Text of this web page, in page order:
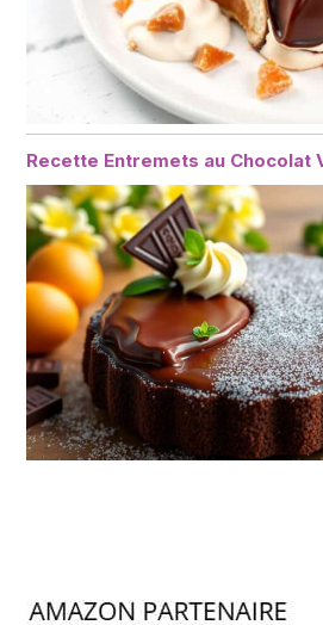
Recette Entremets au Chocolat